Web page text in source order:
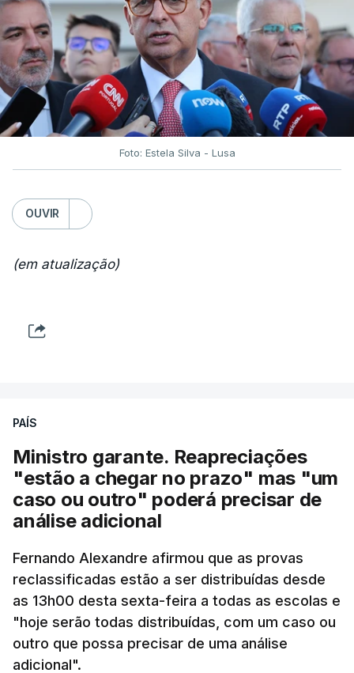
Foto: Estela Silva - Lusa
OUVIR
(em atualização)
PAÍS
Ministro garante. Reapreciações
"estão a chegar no prazo" mas "um
caso ou outro" poderá precisar de
análise adicional
Fernando Alexandre afirmou que as provas
reclassificadas estão a ser distribuídas desde
as 13h00 desta sexta-feira a todas as escolas e
"hoje serão todas distribuídas, com um caso ou
outro que possa precisar de uma análise
adicional".